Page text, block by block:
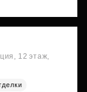
12 этаж,